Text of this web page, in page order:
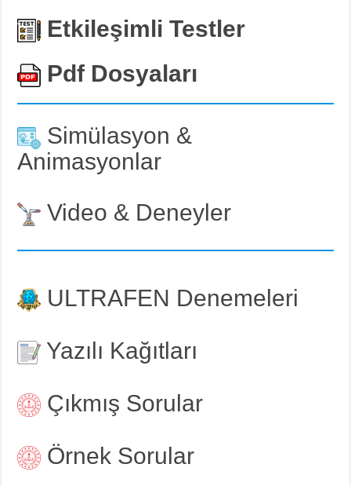
Etkileşimli Testler
Pdf Dosyaları
Simülasyon &
Animasyonlar
Video & Deneyler
ULTRAFEN Denemeleri
Yazılı Kağıtları
Çıkmış Sorular
Örnek Sorular